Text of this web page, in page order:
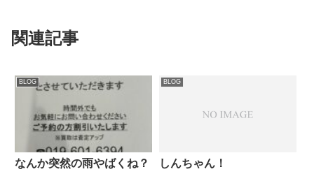
関連記事
BLOG
なんか突然の雨やばくね？
BLOG
しんちゃん！